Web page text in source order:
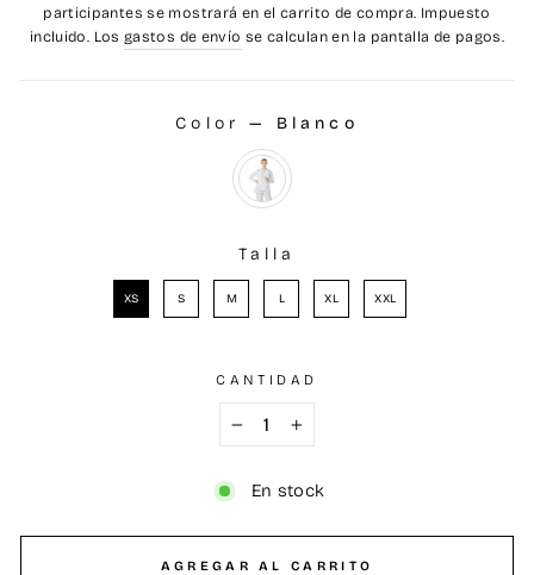
participantes se mostrará en el carrito de compra. Impuesto
incluido. Los gastos de envío se calculan en la pantalla de pagos.
Color — Blanco
Talla
XS S M L XL XXL
CANTIDAD
+
En stock
AGREGAR AL CARRITO